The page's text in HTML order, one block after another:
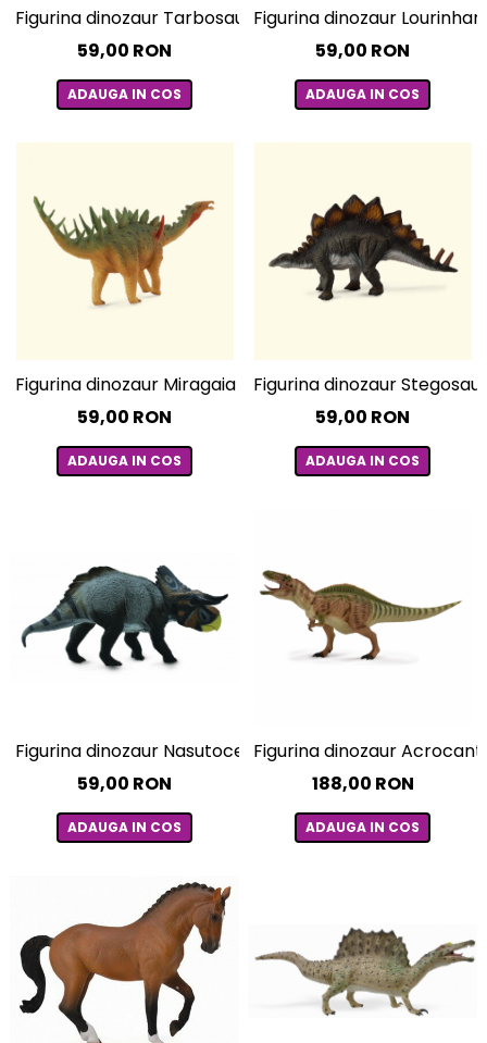
Figurina dinozaur Tarbosaurus pictata manual L
59,00 RON
ADAUGA IN COS
Figurina dinozaur
59,00 RON
ADAUGA IN COS
Figurina dinozaur Miragaia pictata manual L Collecta
59,00 RON
ADAUGA IN COS
Figurina dinozaur
59,00 RON
ADAUGA IN COS
Figurina dinozaur Nasutoceratops pictata manual L
59,00 RON
ADAUGA IN COS
Figurina dinozaur
188,00 RON
ADAUGA IN COS